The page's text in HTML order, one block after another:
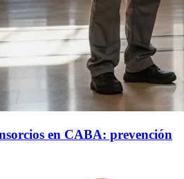
en CABA: prevención